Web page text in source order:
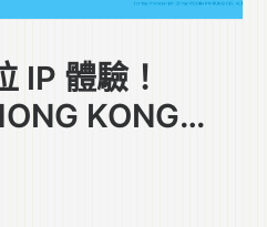
IP 體驗！
KONG